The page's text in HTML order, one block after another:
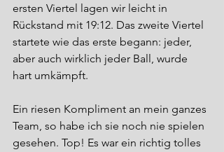
ersten Viertel lagen wir leicht in
Rückstand mit 19:12. Das zweite Viertel
startete wie das erste begann: jeder,
aber auch wirklich jeder Ball, wurde
hart umkämpft.
Ein riesen Kompliment an mein ganzes
Team, so habe ich sie noch nie spielen
gesehen. Top! Es war ein richtig tolles